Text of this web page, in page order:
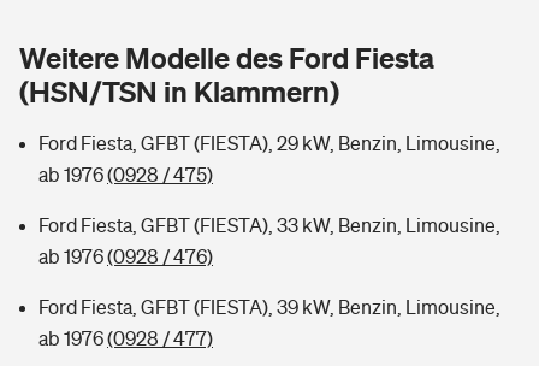
Hochwasser-Check: Wie gefährdet ist Ihr Haus?
Wer versichert was: Jetzt Versicherer finden
Sie haben Fragen?
Private Cyberversicherung
Musikinstrumentenversicherung
Zur Übersicht
Tools
Sie haben Fragen?
Rentenrechner: Wie viel Geld bekomme ich im Alter?
Weitere Modelle des Ford Fiesta
(HSN/TSN in Klammern)
Ford Fiesta, GFBT (FIESTA), 29 kW, Benzin, Limousine,
ab 1976(0928 / 475)
Ford Fiesta, GFBT (FIESTA), 33 kW, Benzin, Limousine,
ab 1976(0928 / 476)
Ford Fiesta, GFBT (FIESTA), 39 kW, Benzin, Limousine,
ab 1976(0928 / 477)